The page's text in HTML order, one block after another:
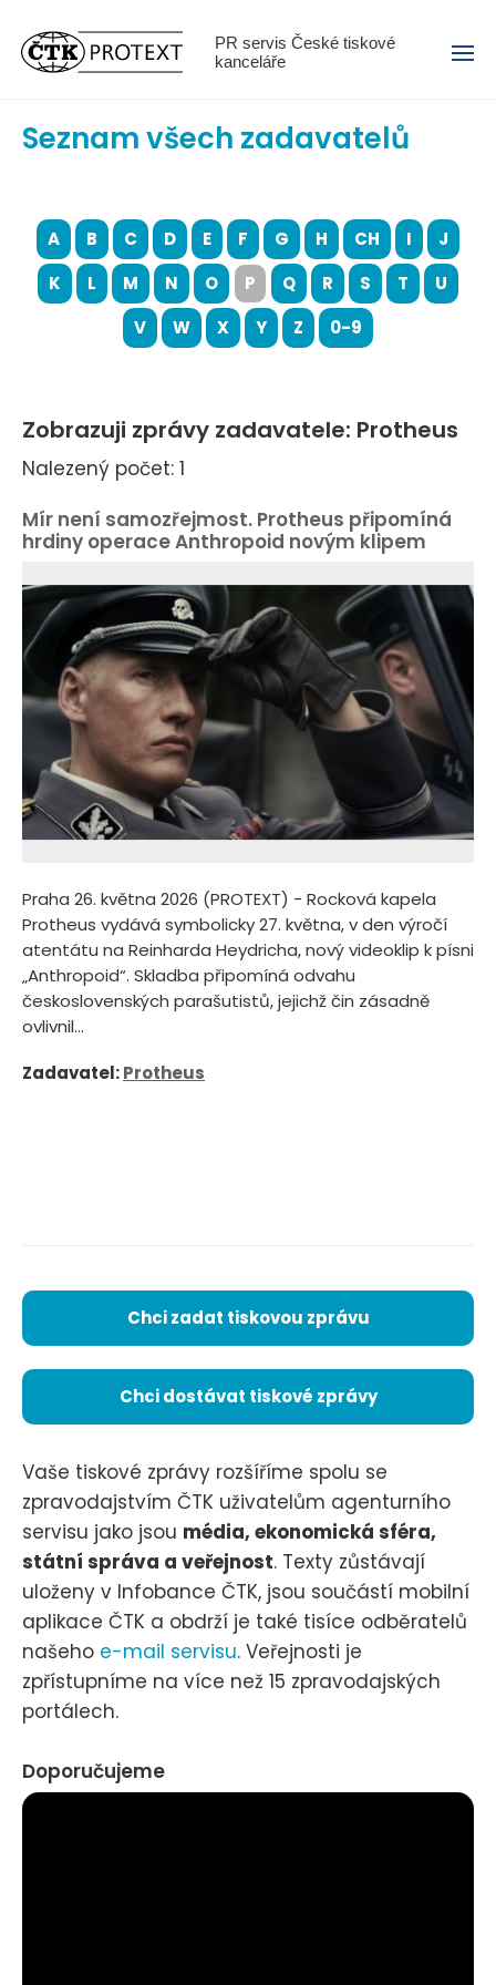
PR servis České tiskové
kanceláře
Menu
Seznam všech zadavatelů
A B C D E F G H CH I
J
K
L M N O P Q R S T
U
V
W X Y Z 0-9
Zobrazuji zprávy zadavatele: Protheus
Nalezený počet: 1
Mír není samozřejmost. Protheus připomíná
hrdiny operace Anthropoid novým klipem
Praha 26. května 2026 (PROTEXT) - Rocková kapela
Protheus vydává symbolicky 27. května, v den výročí
atentátu na Reinharda Heydricha, nový videoklip k písni
„Anthropoid“. Skladba připomíná odvahu
československých parašutistů, jejichž čin zásadně
ovlivnil...
Zadavatel:Protheus
Chci zadat tiskovou zprávu
Chci dostávat tiskové zprávy
Vaše tiskové zprávy rozšíříme spolu se
zpravodajstvím ČTK uživatelům agenturního
servisu jako jsou média, ekonomická sféra,
státní správa a veřejnost. Texty zůstávají
uloženy v Infobance ČTK, jsou součástí mobilní
aplikace ČTK a obdrží je také tisíce odběratelů
našeho e-mail servisu. Veřejnosti je
zpřístupníme na více než 15 zpravodajských
portálech.
Doporučujeme